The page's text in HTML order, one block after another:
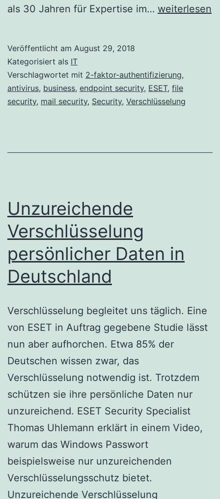
als 30 Jahren für Expertise im… Neue
veröffentlicht
weiterlesen
Veröffentlicht am August 29, 2018
Kategorisiert als IT
Verschlagwortet mit 2-faktor-authentifizierung,
antivirus, business, endpoint security, ESET, file
security, mail security, Security, Verschlüsselung
Unzureichende
Verschlüsselung
persönlicher Daten in
Deutschland
Verschlüsselung begleitet uns täglich. Eine
von ESET in Auftrag gegebene Studie lässt
nun aber aufhorchen. Etwa 85% der
Deutschen wissen zwar, das
Verschlüsselung notwendig ist. Trotzdem
schützen sie ihre persönliche Daten nur
unzureichend. ESET Security Specialist
Thomas Uhlemann erklärt in einem Video,
warum das Windows Passwort
beispielsweise nur unzureichenden
Verschlüsselungsschutz bietet.
Unzureichende Verschlüsselung